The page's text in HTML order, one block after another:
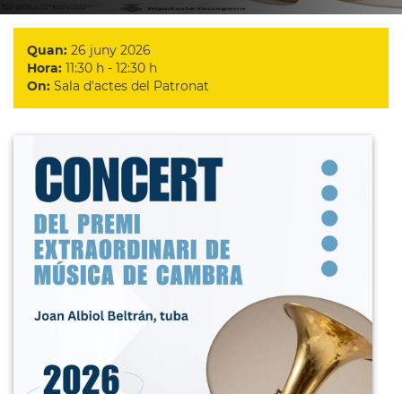
Quan: 26 juny 2026
Hora: 11:30 h - 12:30 h
On: Sala d'actes del Patronat